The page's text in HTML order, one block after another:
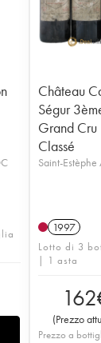
Château
Ségur
Grand Cru
Classé
Saint-
1997
Lotto di 3
| 1 asta
162
(Prezzo
Prezzo a